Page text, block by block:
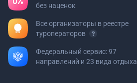
без наценок
Все организаторы в реестре
туроператоров
Федеральный сервис: 97
направлений и 23 вида отдыха